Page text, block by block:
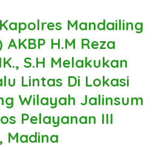
Mandailing
H.M Reza
S.H Melakukan
Lintas Di Lokasi
Wilayah Jalinsum
Pelayanan III
Madina